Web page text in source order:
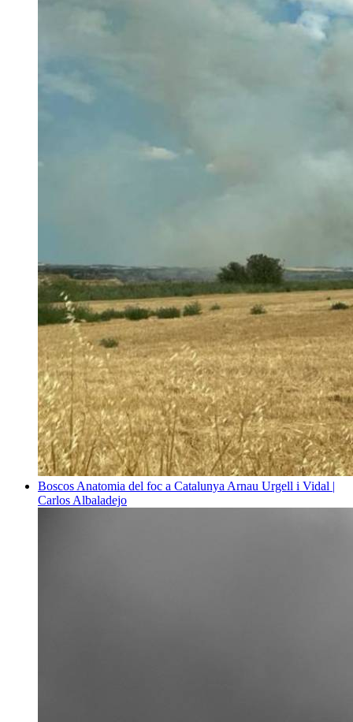
Boscos Anatomia del foc a Catalunya Arnau Urgell i Vidal |
Carlos Albaladejo